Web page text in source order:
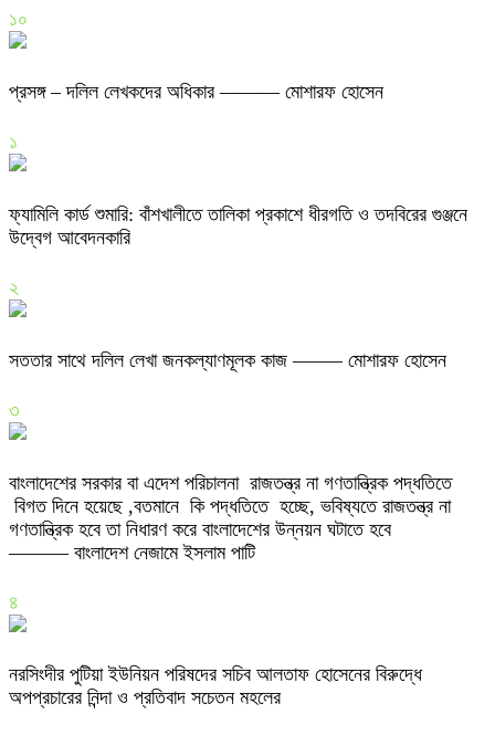
১০
প্রসঙ্গ – দলিল লেখকদের অধিকার ——— মোশারফ হোসেন
১
ফ্যামিলি কার্ড শুমারি: বাঁশখালীতে তালিকা প্রকাশে ধীরগতি ও তদবিরের গুঞ্জনে
উদ্বেগ আবেদনকারি
২
সততার সাথে দলিল লেখা জনকল্যাণমূলক কাজ ——– মোশারফ হোসেন
৩
বাংলাদেশের সরকার বা এদেশ পরিচালনা রাজতন্ত্র না গণতান্ত্রিক পদ্ধতিতে
বিগত দিনে হয়েছে ,বতমানে কি পদ্ধতিতে হচ্ছে, ভবিষ্যতে রাজতন্ত্র না
গণতান্ত্রিক হবে তা নিধারণ করে বাংলাদেশের উন্নয়ন ঘটাতে হবে
——— বাংলাদেশ নেজামে ইসলাম পাটি
৪
নরসিংদীর পুটিয়া ইউনিয়ন পরিষদের সচিব আলতাফ হোসেনের বিরুদ্ধে
অপপ্রচারের নিন্দা ও প্রতিবাদ সচেতন মহলের